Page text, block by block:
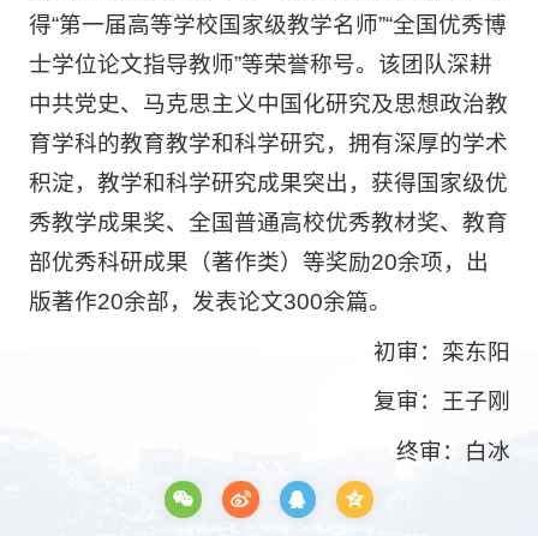
得“第一届高等学校国家级教学名师”“全国优秀博
士学位论文指导教师”等荣誉称号。该团队深耕
中共党史、马克思主义中国化研究及思想政治教
育学科的教育教学和科学研究，拥有深厚的学术
积淀，教学和科学研究成果突出，获得国家级优
秀教学成果奖、全国普通高校优秀教材奖、教育
部优秀科研成果（著作类）等奖励20余项，出
版著作20余部，发表论文300余篇。
初审：栾东阳
复审：王子刚
终审：白冰